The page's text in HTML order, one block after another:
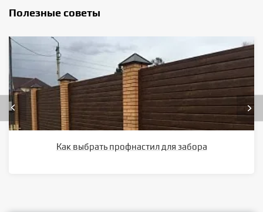
Полезные советы
Как выбрать профнастил для забора